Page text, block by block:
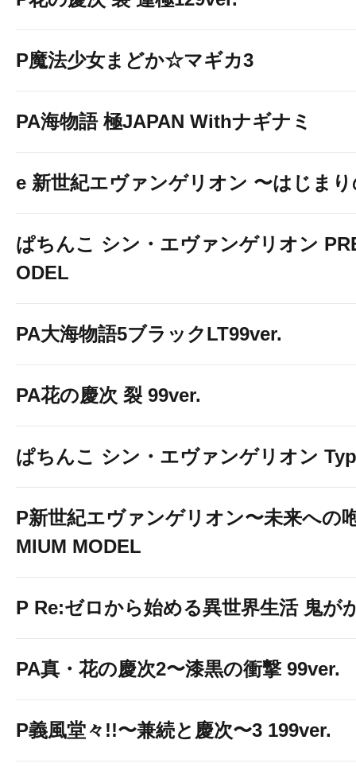
P魔法少女まどか☆マギカ3
PA海物語 極JAPAN Withナギナミ
e 新世紀エヴァンゲリオン 〜はじま
ぱちんこ シン・エヴァンゲリオン
ODEL
PA大海物語5ブラックLT99ver.
PA花の慶次 裂 99ver.
ぱちんこ シン・エヴァンゲリオン
P新世紀エヴァンゲリオン〜未来への
MIUM MODEL
P Re:ゼロから始める異世界生活 鬼が
PA真・花の慶次2〜漆黒の衝撃 99ver.
P義風堂々!!〜兼続と慶次〜3 199ver.